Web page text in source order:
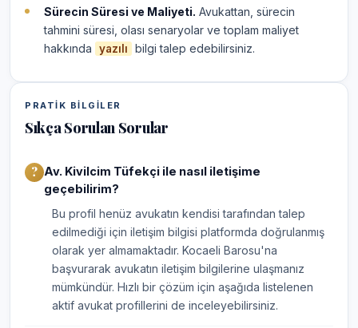
Sürecin Süresi ve Maliyeti. Avukattan, sürecin
tahmini süresi, olası senaryolar ve toplam maliyet
hakkında
yazılı bilgi talep edebilirsiniz.
PRATIK BILGILER
Sıkça Sorulan Sorular
Av. Kivilcim Tüfekçi ile nasıl iletişime
geçebilirim?
Bu profil henüz avukatın kendisi tarafından talep
edilmediği için iletişim bilgisi platformda doğrulanmış
olarak yer almamaktadır. Kocaeli Barosu'na
başvurarak avukatın iletişim bilgilerine ulaşmanız
mümkündür. Hızlı bir çözüm için aşağıda listelenen
aktif avukat profillerini de inceleyebilirsiniz.